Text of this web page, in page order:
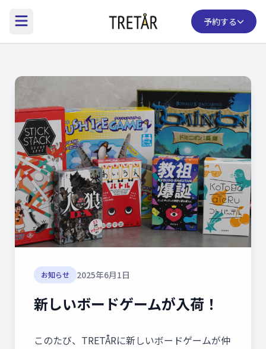
予約する
Access
Lineup
Gallery
FAQ
Contact
お知らせ 2025年6月1日
新しいボードゲームが入荷！
このたび、TRETÅRに新しいボードゲームが仲